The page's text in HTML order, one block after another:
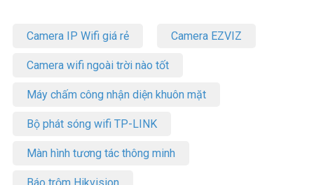
Camera IP Wifi giá rẻ Camera EZVIZ
Camera wifi ngoài trời nào tốt
Máy chấm công nhận diện khuôn mặt
Bộ phát sóng wifi TP-LINK
Màn hình tương tác thông minh